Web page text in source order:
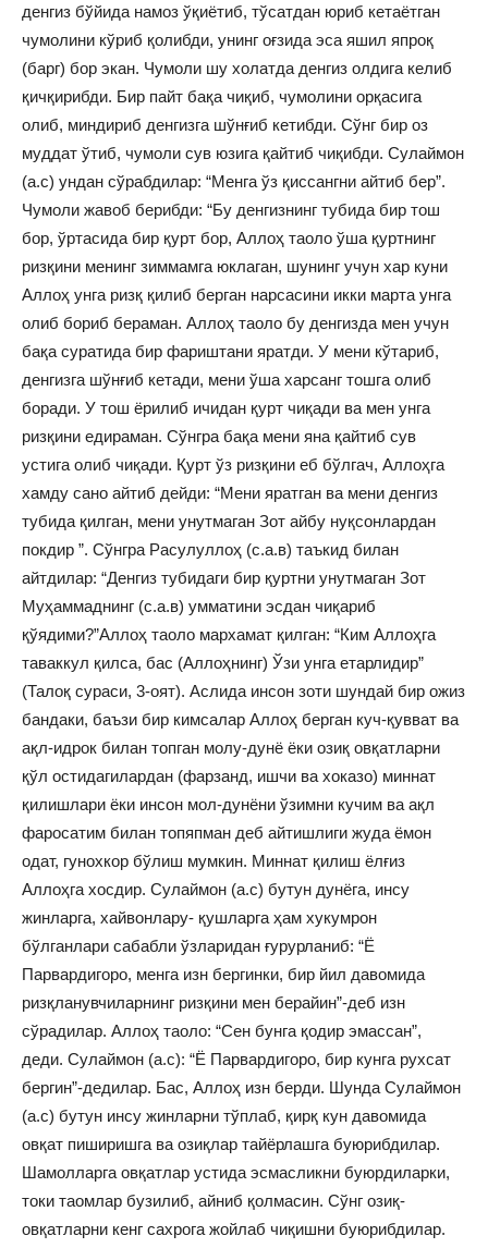
денгиз бўйида намоз ўқиётиб, тўсатдан юриб кетаётган
чумолини кўриб қолибди, унинг оғзида эса яшил япроқ
(барг) бор экан. Чумоли шу холатда денгиз олдига келиб
қичқирибди. Бир пайт бақа чиқиб, чумолини орқасига
олиб, миндириб денгизга шўнғиб кетибди. Сўнг бир оз
муддат ўтиб, чумоли сув юзига қайтиб чиқибди. Сулаймон
(а.с) ундан сўрабдилар: “Менга ўз қиссангни айтиб бер”.
Чумоли жавоб берибди: “Бу денгизнинг тубида бир тош
бор, ўртасида бир қурт бор, Аллоҳ таоло ўша қуртнинг
ризқини менинг зиммамга юклаган, шунинг учун хар куни
Аллоҳ унга ризқ қилиб берган нарсасини икки марта унга
олиб бориб бераман. Аллоҳ таоло бу денгизда мен учун
бақа суратида бир фариштани яратди. У мени кўтариб,
денгизга шўнғиб кетади, мени ўша харсанг тошга олиб
боради. У тош ёрилиб ичидан қурт чиқади ва мен унга
ризқини едираман. Сўнгра бақа мени яна қайтиб сув
устига олиб чиқади. Қурт ўз ризқини еб бўлгач, Аллоҳга
хамду сано айтиб дейди: “Мени яратган ва мени денгиз
тубида қилган, мени унутмаган Зот айбу нуқсонлардан
покдир ”. Сўнгра Расулуллоҳ (с.а.в) таъкид билан
айтдилар: “Денгиз тубидаги бир қуртни унутмаган Зот
Муҳаммаднинг (с.а.в) умматини эсдан чиқариб
қўядими?”Аллоҳ таоло мархамат қилган: “Ким Аллоҳга
таваккул қилса, бас (Аллоҳнинг) Ўзи унга етарлидир”
(Талоқ сураси, 3-оят). Аслида инсон зоти шундай бир ожиз
бандаки, баъзи бир кимсалар Аллоҳ берган куч-қувват ва
ақл-идрок билан топган молу-дунё ёки озиқ овқатларни
қўл остидагилардан (фарзанд, ишчи ва хоказо) миннат
қилишлари ёки инсон мол-дунёни ўзимни кучим ва ақл
фаросатим билан топяпман деб айтишлиги жуда ёмон
одат, гунохкор бўлиш мумкин. Миннат қилиш ёлғиз
Аллоҳга хосдир. Сулаймон (а.с) бутун дунёга, инсу
жинларга, хайвонлару- қушларга ҳам хукумрон
бўлганлари сабабли ўзларидан ғурурланиб: “Ё
Парвардигоро, менга изн бергинки, бир йил давомида
ризқланувчиларнинг ризқини мен берайин”-деб изн
сўрадилар. Аллоҳ таоло: “Сен бунга қодир эмассан”,
деди. Сулаймон (а.с): “Ё Парвардигоро, бир кунга рухсат
бергин”-дедилар. Бас, Аллоҳ изн берди. Шунда Сулаймон
(а.с) бутун инсу жинларни тўплаб, қирқ кун давомида
овқат пиширишга ва озиқлар тайёрлашга буюрибдилар.
Шамолларга овқатлар устида эсмасликни буюрдиларки,
токи таомлар бузилиб, айниб қолмасин. Сўнг озиқ-
овқатларни кенг сахрога жойлаб чиқишни буюрибдилар.